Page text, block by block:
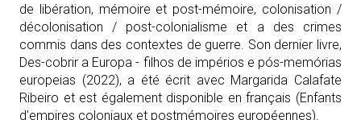
de libération, mémoire et post-mémoire, colonisation /
décolonisation / post-colonialisme et a des crimes
commis dans des contextes de guerre. Son dernier livre,
Des-cobrir a Europa - filhos de impérios e pós-memórias
europeias (2022), a été écrit avec Margarida Calafate
Ribeiro et est également disponible en français (Enfants
d'empires coloniaux et postmémoires européennes).